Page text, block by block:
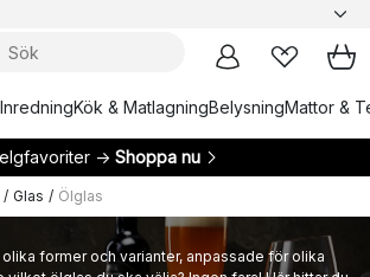
InredningKök & MatlagningBelysningMattor &
→ Shoppa nu
/ Glas / Ölglas
former och varianter, anpassade för olika